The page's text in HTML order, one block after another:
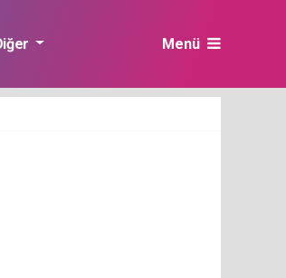
Menü